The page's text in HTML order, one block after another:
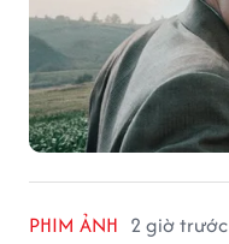
PHIM ẢNH 2 giờ trước